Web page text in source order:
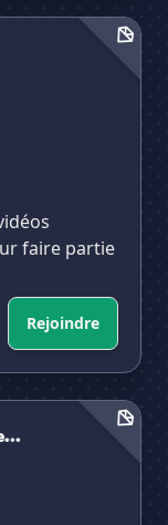
faire partie
Rejoindre